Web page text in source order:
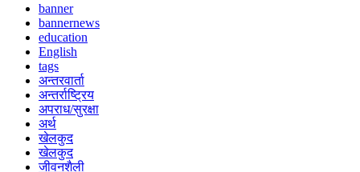
banner
bannernews
education
English
tags
अन्तरवार्ता
अन्तर्राष्ट्रिय
अपराध/सुरक्षा
अर्थ
खेलकुद
खेलकुद
जीवनशैली